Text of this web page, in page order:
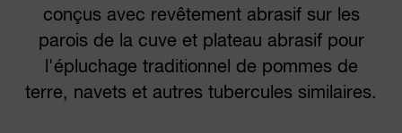
conçus avec revêtement abrasif sur les
parois de la cuve et plateau abrasif pour
l'épluchage traditionnel de pommes de
terre, navets et autres tubercules similaires.